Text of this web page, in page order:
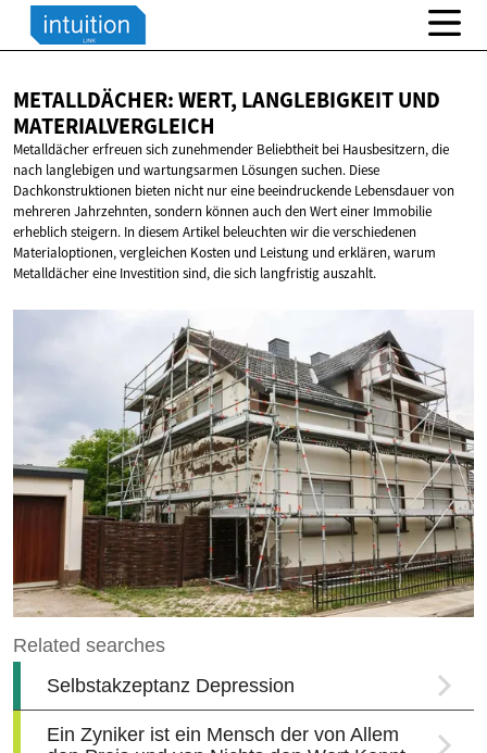
METALLDÄCHER: WERT, LANGLEBIGKEITUND
MATERIALVERGLEICH
Metalldächer erfreuen sich zunehmender Beliebtheit bei Hausbesitzern, die
nach langlebigen und wartungsarmen Lösungen suchen. Diese
Dachkonstruktionen bieten nicht nur eine beeindruckende Lebensdauer von
mehreren Jahrzehnten, sondern können auch den Wert einer Immobilie
erheblich steigern. In diesem Artikel beleuchten wir die verschiedenen
Materialoptionen, vergleichen Kosten und Leistung und erklären, warum
Metalldächer eine Investition sind, die sich langfristig auszahlt.